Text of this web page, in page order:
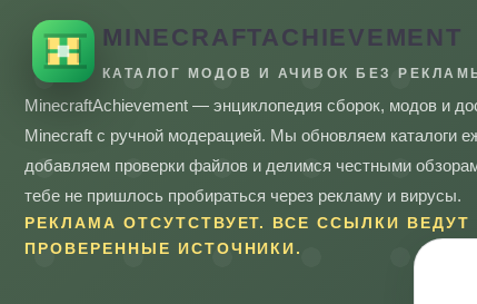
MINECRAFTACHIEVEMENT
КАТАЛОГ МОДОВ И АЧИВОК БЕЗ
MinecraftAchievement — энциклопедия сборок, модов и
Minecraft с ручной модерацией. Мы обновляем каталоги
добавляем проверки файлов и делимся честными
тебе не пришлось пробираться через рекламу и вирусы.
РЕКЛАМА ОТСУТСТВУЕТ. ВСЕ ССЫЛКИ ВЕДУТ
ПРОВЕРЕННЫЕ ИСТОЧНИКИ.